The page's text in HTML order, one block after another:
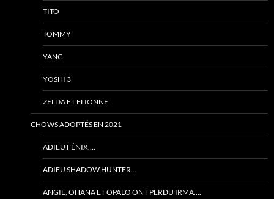
TITO
TOMMY
YANG
YOSHI 3
ZELDA ET ELIONNE
CHOWS ADOPTÉS EN 2021
ADIEU FÉNIX….
ADIEU SHADOW HUNTER…
ANGIE, OHANA ET OPALO ONT PERDU IRMA….